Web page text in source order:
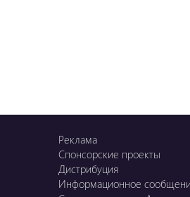
Реклама
Спонсорские проекты
Дистрибуция
Информационное